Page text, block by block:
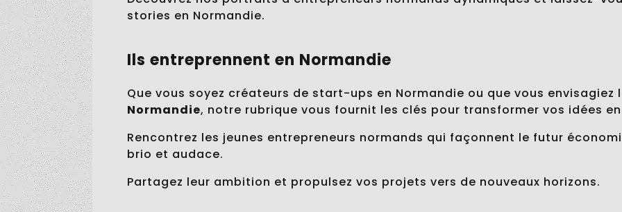
stories en Normandie.
Ils entreprennent en Normandie
Que vous soyez créateurs de start-ups en Normandie ou que vous envisagiez
Normandie, notre rubrique vous fournit les clés pour transformer vos idées
Rencontrez les jeunes entrepreneurs normands qui façonnent le futur
brio et audace.
Partagez leur ambition et propulsez vos projets vers de nouveaux horizons.
audioprothésiste